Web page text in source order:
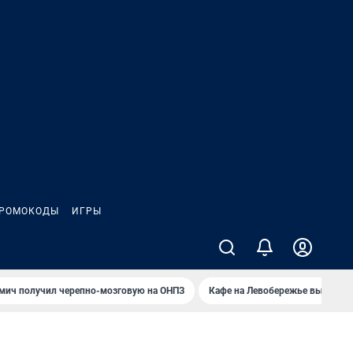
ИГРЫ
получил черепно-мозговую на ОНПЗ Кафе на Левобережье